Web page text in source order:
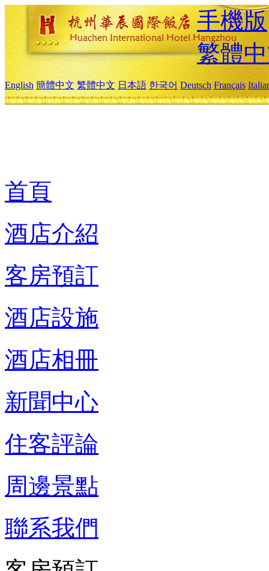
手機版
繁體
English 簡體中文 繁體中文 日本語 한국어 Deutsch Français
首頁
酒店介紹
客房預訂
酒店設施
酒店相冊
新聞中心
住客評論
周邊景點
聯系我們